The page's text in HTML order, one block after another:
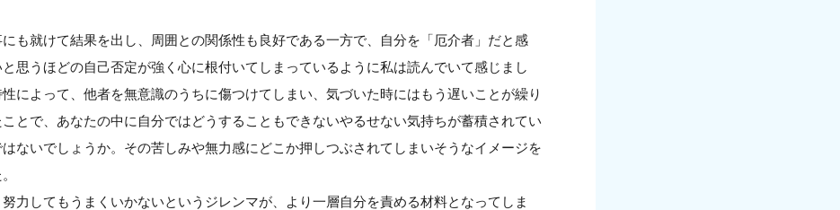
も就けて結果を出し、周囲との関係性も良好である一方で、自分を「厄介者」だと感
と思うほどの自己否定が強く心に根付いてしまっているように私は読んでいて感じまし
によって、他者を無意識のうちに傷つけてしまい、気づいた時にはもう遅いことが繰り
とで、あなたの中に自分ではどうすることもできないやるせない気持ちが蓄積されてい
ないでしょうか。その苦しみや無力感にどこか押しつぶされてしまいそうなイメージを
力してもうまくいかないというジレンマが、より一層自分を責める材料となってしま